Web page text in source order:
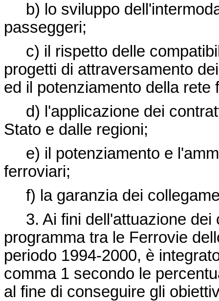
b) lo sviluppo
passeggeri;
c) il rispetto delle
progetti di attraversamento
ed il potenziamento della rete
d) l'applicazione dei
Stato e dalle regioni;
e) il potenziamento e
ferroviari;
f) la garanzia dei
3. Ai fini dell'attuazione dei
programma tra le Ferrovie
periodo 1994-2000, è
comma 1 secondo le
al fine di conseguire gli